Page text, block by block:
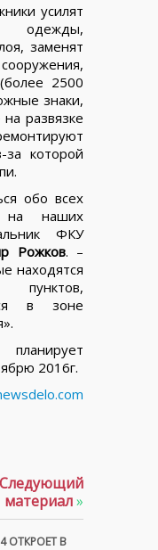
усилят
одежды,
заменят
2500
знаки,
развязке
за которой
обо всех
на наших
ФКУ
Рожков. –
находятся
пунктов,
в зоне
2016г.
Следующий
материал»
ОТКРОЕТ В